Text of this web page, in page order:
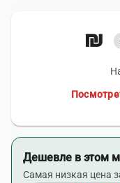
Дешевле в этом
Самая низкая цена